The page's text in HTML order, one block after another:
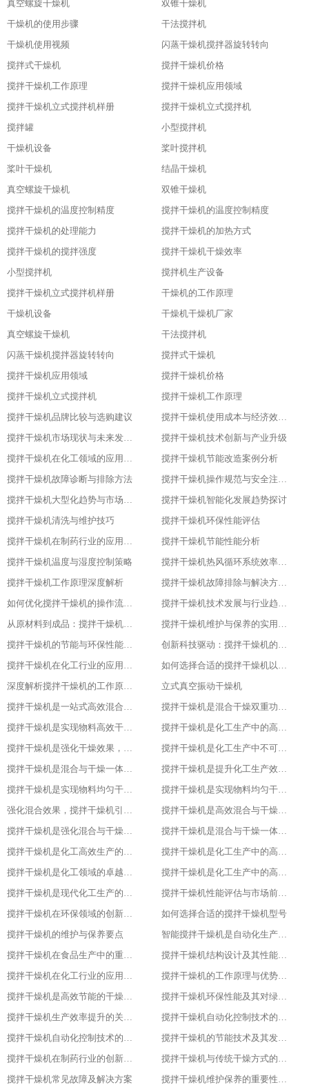
真空螺旋干燥机
双锥干燥机
干燥机的使用步骤
干法搅拌机
干燥机使用视频
闪蒸干燥机搅拌器旋转转向
搅拌式干燥机
搅拌干燥机价格
搅拌干燥机工作原理
搅拌干燥机应用领域
搅拌干燥机立式搅拌机样册
搅拌干燥机立式搅拌机
搅拌罐
小型搅拌机
干燥机设备
桨叶搅拌机
桨叶干燥机
结晶干燥机
真空螺旋干燥机
双锥干燥机
搅拌干燥机的温度控制精度
搅拌干燥机的温度控制精度
搅拌干燥机的处理能力
搅拌干燥机的加热方式
搅拌干燥机的搅拌强度
搅拌干燥机干燥效率
小型搅拌机
搅拌机生产设备
搅拌干燥机立式搅拌机样册
干燥机的工作原理
干燥机设备
干燥机干燥机厂家
真空螺旋干燥机
干法搅拌机
闪蒸干燥机搅拌器旋转转向
搅拌式干燥机
搅拌干燥机应用领域
搅拌干燥机价格
搅拌干燥机立式搅拌机
搅拌干燥机工作原理
搅拌干燥机品牌比较与选购建议
搅拌干燥机使用成本与经济效益分析
搅拌干燥机市场现状与未来发展趋势
搅拌干燥机技术创新与产业升级
搅拌干燥机在化工领域的应用实践
搅拌干燥机节能改造案例分析
搅拌干燥机故障诊断与排除方法
搅拌干燥机操作规范与安全注意事项
搅拌干燥机大型化趋势与市场应用
搅拌干燥机智能化发展趋势探讨
搅拌干燥机清洗与维护技巧
搅拌干燥机环保性能评估
搅拌干燥机在制药行业的应用与优化
搅拌干燥机节能性能分析
搅拌干燥机温度与湿度控制策略
搅拌干燥机热风循环系统效率研究
搅拌干燥机工作原理深度解析
搅拌干燥机故障排除与解决方案大全
如何优化搅拌干燥机的操作流程以提升产品质量
搅拌干燥机技术发展与行业趋势分析
从原材料到成品：搅拌干燥机在食品行业的全流程应用
搅拌干燥机维护与保养的实用指南
搅拌干燥机的节能与环保性能探究
创新科技驱动：搅拌干燥机的智能化升级
搅拌干燥机在化工行业的应用实例
如何选择合适的搅拌干燥机以提高生产效率
深度解析搅拌干燥机的工作原理与应用
立式真空振动干燥机
搅拌干燥机是一站式高效混合与干燥解决方案
搅拌干燥机是混合干燥双重功效，化工生产新助力，提升产品质量
搅拌干燥机是实现物料高效干燥的创新之选，提升产品质量
搅拌干燥机是化工生产中的高效混合与干燥专家，提升产品质量
搅拌干燥机是强化干燥效果，提升产品质量的关键
搅拌干燥机是化工生产中不可或缺的高效工具
搅拌干燥机是混合与干燥一体化的创新解决方案
搅拌干燥机是提升化工生产效率的得力助手
搅拌干燥机是实现物料均匀干燥的专业设备
搅拌干燥机是实现物料均匀干燥的专业设备
强化混合效果，搅拌干燥机引领化工新潮流
搅拌干燥机是高效混合与干燥新标杆
搅拌干燥机是强化混合与干燥效果的理想设备
搅拌干燥机是混合与干燥一体化的高效利器
搅拌干燥机是化工高效生产的得力助手
搅拌干燥机是化工生产中的高效干燥与混合专家
搅拌干燥机是化工领域的卓越干燥利器
搅拌干燥机是化工生产中的高效利器
搅拌干燥机是现代化工生产的得力助手
搅拌干燥机性能评估与市场前景分析
搅拌干燥机在环保领域的创新应用
如何选择合适的搅拌干燥机型号
搅拌干燥机的维护与保养要点
智能搅拌干燥机是自动化生产的新趋势
搅拌干燥机在食品生产中的重要作用
搅拌干燥机结构设计及其性能优化
搅拌干燥机在化工行业的应用实践
搅拌干燥机的工作原理与优势分析
搅拌干燥机是高效节能的干燥新选择
搅拌干燥机环保性能及其对绿色生产的意义
搅拌干燥机生产效率提升的关键因素
搅拌干燥机自动化控制技术的探索与实践
搅拌干燥机自动化控制技术的探索与实践
搅拌干燥机的节能技术及其发展趋势
搅拌干燥机在制药行业的创新应用
搅拌干燥机与传统干燥方式的比较与优势分析
搅拌干燥机常见故障及解决方案
搅拌干燥机维护保养的重要性及实施方法